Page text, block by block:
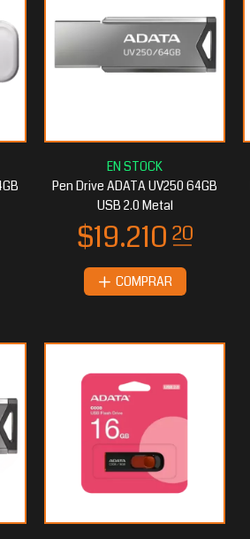
Pen Drive ADATA UV250 64GB
USB 2.0 Metal
COMPRAR